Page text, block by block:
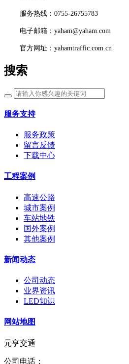
服务热线：0755-26755783
电子邮箱：yaham@yaham.com
官方网址：yahamtraffic.com.cn
搜索
服务支持
服务政策
留言反馈
下载中心
工程案例
高速公路
城市案例
车站地铁
国外案例
其他案例
新闻动态
公司动态
业界资讯
LED知识
网站地图
元亨交通
公司电话：